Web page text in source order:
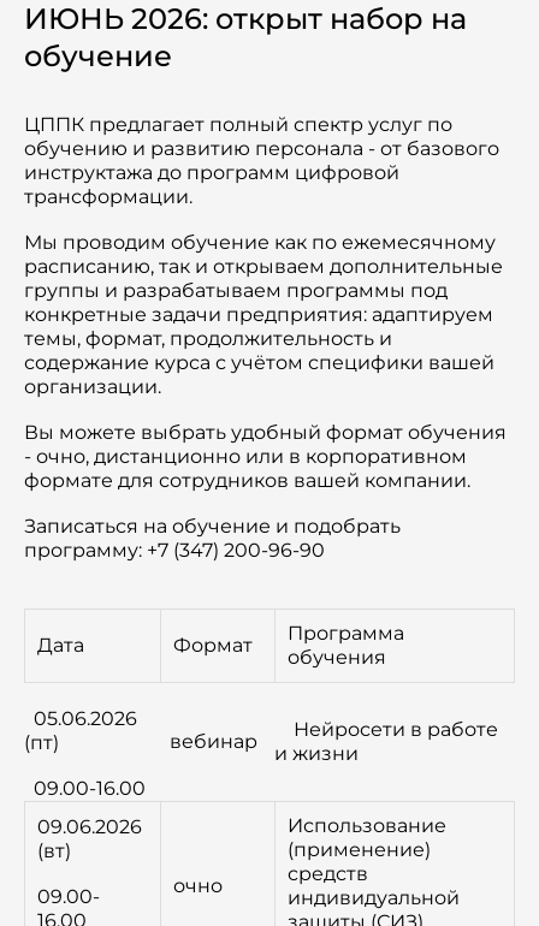
Семинары
Новости
Статьи
Сотрудничество
ИЮНЬ 2026: открыт набор на
обучение
ЦППК предлагает полный спектр услуг по
обучению и развитию персонала - от базового
инструктажа до программ цифровой
трансформации.
Мы проводим обучение как по ежемесячному
расписанию, так и открываем дополнительные
группы и разрабатываем программы под
конкретные задачи предприятия: адаптируем
темы, формат, продолжительность и
содержание курса с учётом специфики вашей
организации.
Вы можете выбрать удобный формат обучения
- очно, дистанционно или в корпоративном
формате для сотрудников вашей компании.
Записаться на обучение и подобрать
программу: +7 (347) 200-96-90
Дата Формат
Программа
обучения
05.06.2026
(пт)
09.00-16.00
вебинар
Нейросети в работе
и жизни
09.06.2026
(вт)
09.00-
16.00
очно
Использование
(применение)
средств
индивидуальной